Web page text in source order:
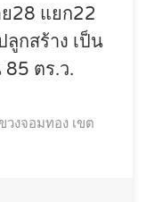
28 แยก22
กสร้าง เป็น
ตร.ว.
งจอมทอง เขต